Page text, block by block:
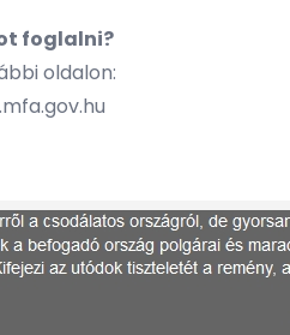
foglalni?
oldalon: